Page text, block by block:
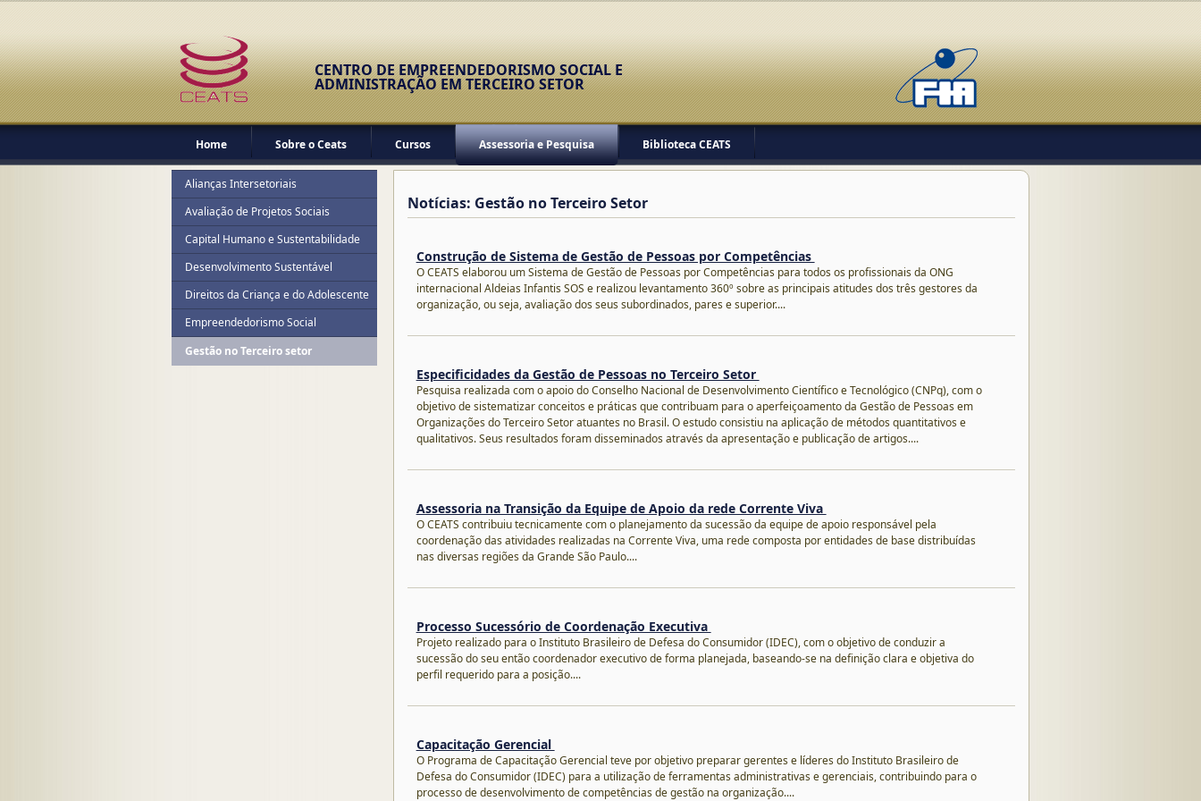
CENTRO DE EMPREENDEDORISMO SOCIAL E
ADMINISTRAÇÃO EM TERCEIRO SETOR
Home Sobre o Ceats Cursos Assessoria e Pesquisa Biblioteca CEATS
Alianças Intersetoriais
Avaliação de Projetos Sociais
Capital Humano e Sustentabilidade
Desenvolvimento Sustentável
Direitos da Criança e do Adolescente
Empreendedorismo Social
Gestão no Terceiro setor
Notícias: Gestão no Terceiro Setor
Construção de Sistema de Gestão de Pessoas por Competências
O CEATS elaborou um Sistema de Gestão de Pessoas por Competências para todos os profissionais da ONG
internacional Aldeias Infantis SOS e realizou levantamento 360º sobre as principais atitudes dos três gestores da
organização, ou seja, avaliação dos seus subordinados, pares e superior....
Especificidades da Gestão de Pessoas no Terceiro Setor
Pesquisa realizada com o apoio do Conselho Nacional de Desenvolvimento Científico e Tecnológico (CNPq), com o
objetivo de sistematizar conceitos e práticas que contribuam para o aperfeiçoamento da Gestão de Pessoas em
Organizações do Terceiro Setor atuantes no Brasil. O estudo consistiu na aplicação de métodos quantitativos e
qualitativos. Seus resultados foram disseminados através da apresentação e publicação de artigos....
Assessoria na Transição da Equipe de Apoio da rede Corrente Viva
O CEATS contribuiu tecnicamente com o planejamento da sucessão da equipe de apoio responsável pela
coordenação das atividades realizadas na Corrente Viva, uma rede composta por entidades de base distribuídas
nas diversas regiões da Grande São Paulo....
Processo Sucessório de Coordenação Executiva
Projeto realizado para o Instituto Brasileiro de Defesa do Consumidor (IDEC), com o objetivo de conduzir a
sucessão do seu então coordenador executivo de forma planejada, baseando-se na definição clara e objetiva do
perfil requerido para a posição....
Capacitação Gerencial
O Programa de Capacitação Gerencial teve por objetivo preparar gerentes e líderes do Instituto Brasileiro de
Defesa do Consumidor (IDEC) para a utilização de ferramentas administrativas e gerenciais, contribuindo para o
processo de desenvolvimento de competências de gestão na organização....